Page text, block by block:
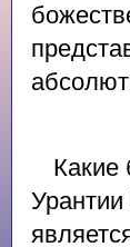
Какие